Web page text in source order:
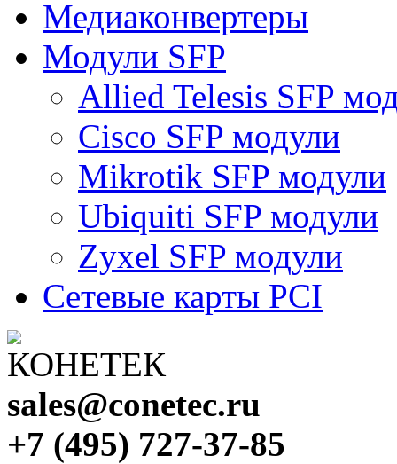
Медиаконвертеры
Модули SFP
Allied Telesis SFP
Cisco SFP модули
Mikrotik SFP модули
Ubiquiti SFP модули
Zyxel SFP модули
Сетевые карты PCI
sales@conetec.ru
+7 (495) 727-37-85